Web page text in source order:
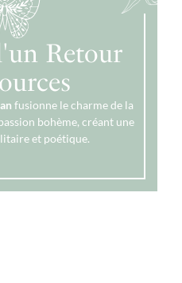
Retour
fusionne le charme de la
bohème, créant une
et poétique.